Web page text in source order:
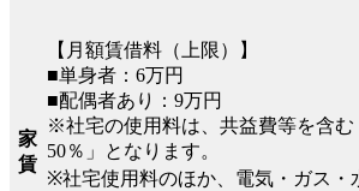
家
賃
【月額賃借料（上限）】
■単身者：6万円
■配偶者あり：9万円
※社宅の使用料は、共益費等を含む
50％」となります。
※社宅使用料のほか、電気・ガス・